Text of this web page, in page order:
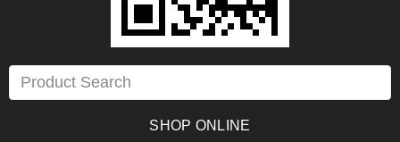
SHOP ONLINE